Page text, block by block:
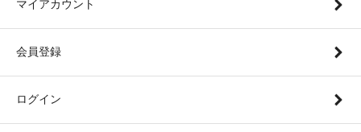
マイアカウント
会員登録
ログイン